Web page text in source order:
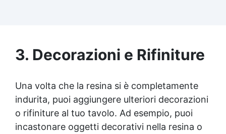
perfetta per creazioni destinate al contatto
diretto con la pelle.
3. Decorazioni e Rifiniture
Una volta che la resina si è completamente
indurita, puoi aggiungere ulteriori decorazioni
o rifiniture al tuo tavolo. Ad esempio, puoi
incastonare oggetti decorativi nella resina o